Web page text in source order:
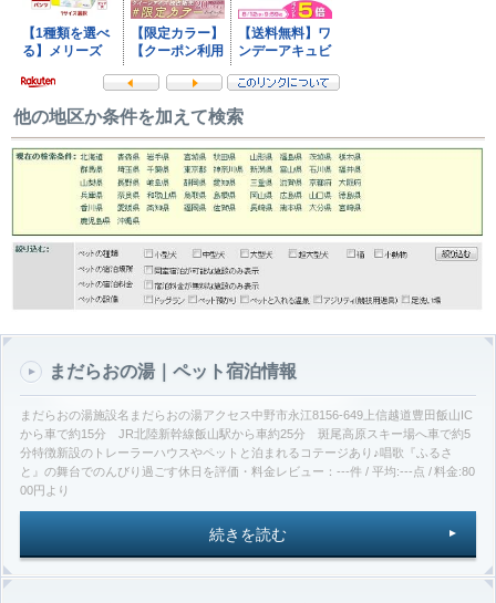
他の地区か条件を加えて検索
まだらおの湯｜ペット宿泊情報
まだらおの湯施設名まだらおの湯アクセス中野市永江8156-649上信越道豊田飯山IC
から車で約15分 JR北陸新幹線飯山駅から車約25分 斑尾高原スキー場へ車で約5
分特徴新設のトレーラーハウスやペットと泊まれるコテージあり♪唱歌『ふるさ
と』の舞台でのんびり過ごす休日を評価・料金レビュー：---件 / 平均:---点 / 料金:80
00円より
続きを読む